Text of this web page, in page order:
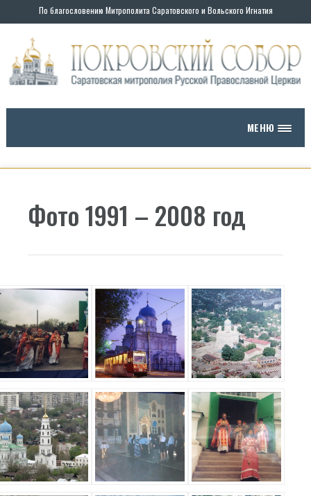
По благословению Митрополита Саратовского и Вольского Игнатия
МЕНЮ
Фото 1991 – 2008 год